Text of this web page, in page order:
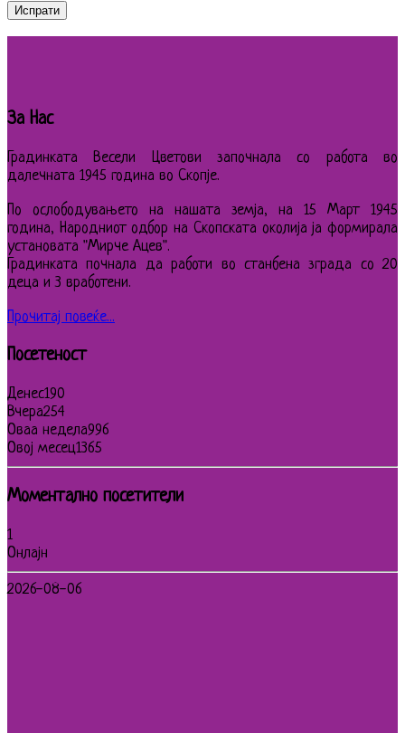
Испрати
За Нас
Градинката Весели Цветови започнала со работа во
далечната 1945 година во Скопје.
По ослободувањето на нашата земја, на 15 Март 1945
година, Народниот одбор на Скопската околија ја формирала
установата "Мирче Ацев".
Градинката почнала да работи во станбена зграда со 20
деца и 3 вработени.
Прочитај повеќе...
Посетеност
Денес190
Вчера254
Оваа недела996
Овој месец1365
Моментално посетители
1
Онлајн
2026-08-06